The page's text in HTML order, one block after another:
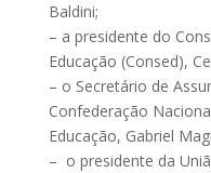
Baldini;
– a presidente do
Educação (Consed),
– o Secretário de
Confederação
Educação, Gabriel
– o presidente da